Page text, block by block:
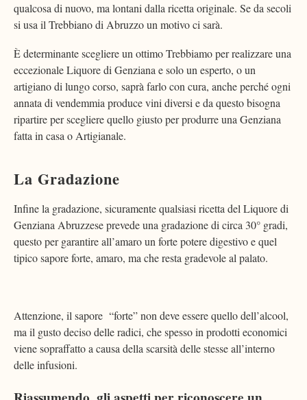
qualcosa di nuovo, ma lontani dalla ricetta originale. Se da secoli
si usa il Trebbiano di Abruzzo un motivo ci sarà.
È determinante scegliere un ottimo Trebbiamo per realizzare una
eccezionale Liquore di Genziana e solo un esperto, o un
artigiano di lungo corso, saprà farlo con cura, anche perché ogni
annata di vendemmia produce vini diversi e da questo bisogna
ripartire per scegliere quello giusto per produrre una Genziana
fatta in casa o Artigianale.
La Gradazione
Infine la gradazione, sicuramente qualsiasi ricetta del Liquore di
Genziana Abruzzese prevede una gradazione di circa 30° gradi,
questo per garantire all’amaro un forte potere digestivo e quel
tipico sapore forte, amaro, ma che resta gradevole al palato.
Attenzione, il sapore “forte” non deve essere quello dell’alcool,
ma il gusto deciso delle radici, che spesso in prodotti economici
viene sopraffatto a causa della scarsità delle stesse all’interno
delle infusioni.